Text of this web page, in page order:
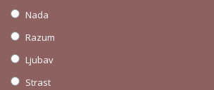
Nada
Razum
Ljubav
Strast